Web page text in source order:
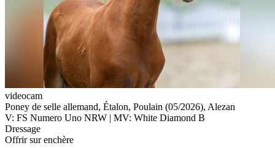
videocam
Poney de selle allemand, Étalon, Poulain (05/2026), Alezan
V: FS Numero Uno NRW | MV: White Diamond B
Dressage
Offrir sur enchère